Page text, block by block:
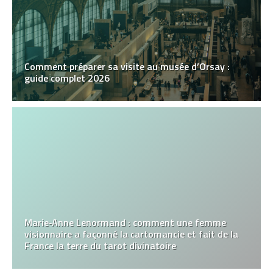
Comment préparer sa visite au musée d’Orsay :
guide complet 2026
Marie‑Anne Lenormand : comment une femme
visionnaire a façonné la cartomancie et fait de la
France la terre du tarot divinatoire